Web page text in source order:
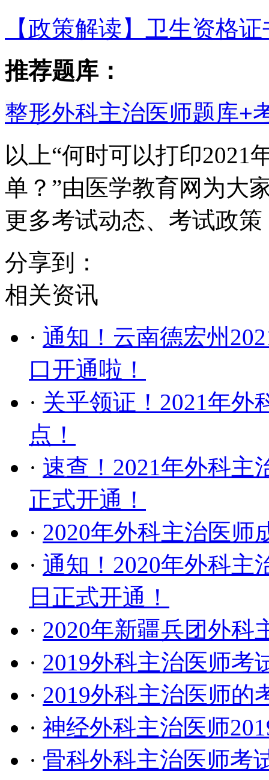
【政策解读】卫生资格
推荐题库：
整形外科主治医师题库+
以上“何时可以打印2021
单？”由医学教育网为大
更多考试动态、考试政
分享到：
相关资讯
· 通知！云南德宏州
口开通啦！
· 关乎领证！2021年外
点！
· 速查！2021年外科主
正式开通！
· 2020年外科主治医师
· 通知！2020年外科主
日正式开通！
· 2020年新疆兵团外科
· 2019外科主治医师考
· 2019外科主治医师的
· 神经外科主治医师
· 骨科外科主治医师考